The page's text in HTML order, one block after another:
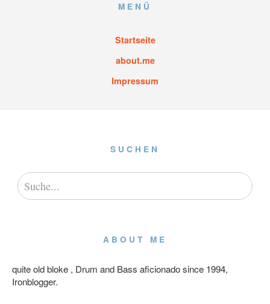
MENÜ
Startseite
about.me
Impressum
SUCHEN
ABOUT ME
quite old bloke , Drum and Bass aficionado since 1994,
Ironblogger.